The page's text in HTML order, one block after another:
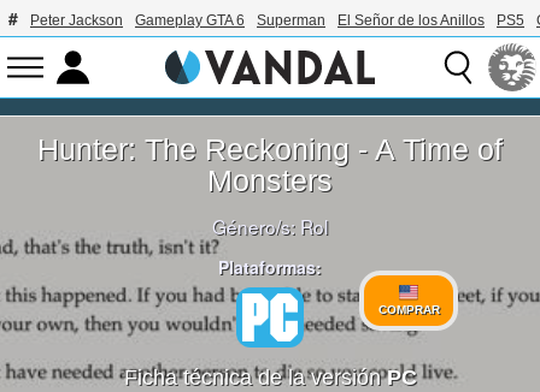
Peter Jackson Gameplay GTA 6 Superman El Señor de los Anillos PS5
Hunter: The Reckoning - A Time of
Monsters
Género/s: Rol
Plataformas:
COMPRAR
Ficha técnica de la versiónPC